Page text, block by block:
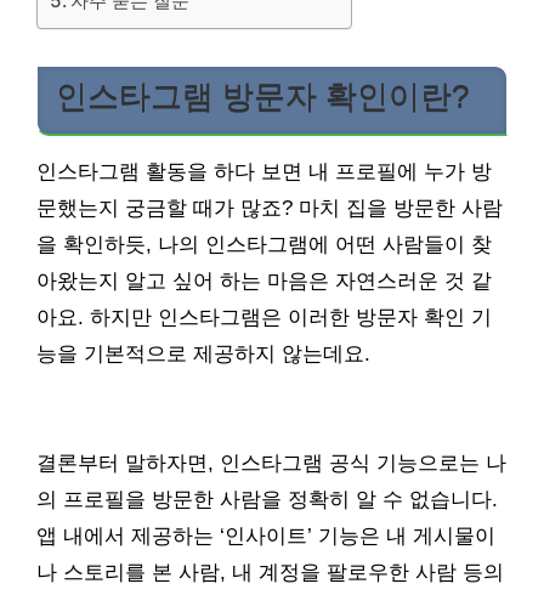
인스타그램 방문자 확인이란?
인스타그램 활동을 하다 보면 내 프로필에 누가 방
문했는지 궁금할 때가 많죠? 마치 집을 방문한 사람
을 확인하듯, 나의 인스타그램에 어떤 사람들이 찾
아왔는지 알고 싶어 하는 마음은 자연스러운 것 같
아요. 하지만 인스타그램은 이러한 방문자 확인 기
능을 기본적으로 제공하지 않는데요.
결론부터 말하자면, 인스타그램 공식 기능으로는 나
의 프로필을 방문한 사람을 정확히 알 수 없습니다.
앱 내에서 제공하는 ‘인사이트’ 기능은 내 게시물이
나 스토리를 본 사람, 내 계정을 팔로우한 사람 등의